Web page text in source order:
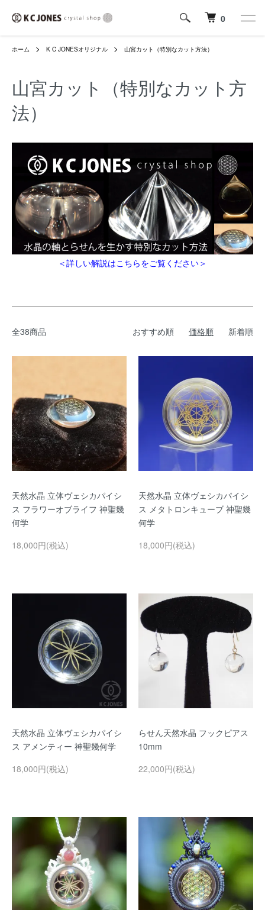
0
ホーム K C JONESオリジナル 山宮カット（特別なカット方法）
山宮カット（特別なカット方
法）
＜詳しい解説はこちらをご覧ください＞
全38商品 おすすめ順 価格順 新着順
天然水晶 立体ヴェシカパイシ
ス フラワーオブライフ 神聖幾
何学
18,000円(税込)
天然水晶 立体ヴェシカパイシ
ス メタトロンキューブ 神聖幾
何学
18,000円(税込)
天然水晶 立体ヴェシカパイシ
ス アメンティー 神聖幾何学
18,000円(税込)
らせん天然水晶 フックピアス
10mm
22,000円(税込)